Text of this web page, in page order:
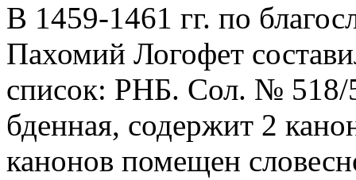
В 1459-1461 гг. по
Пахомий Логофет
список: РНБ. Сол. № 518/
бденная, содержит 2
канонов помещен